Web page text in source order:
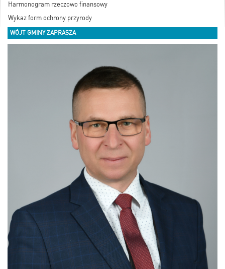
Harmonogram rzeczowo finansowy
Wykaz form ochrony przyrody
WÓJT GMINY ZAPRASZA